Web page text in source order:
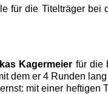
für die Titelträger
Kagermeier für die
dem er 4 Runden
mit einer heftigen